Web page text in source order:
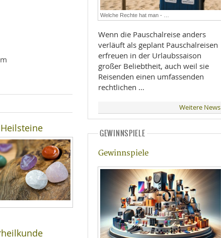
LIFESTYLE
MOBILITÄT
Welche Rechte hat man - …
Wenn die Pauschalreise anders
verläuft als geplant Pauschalreisen
erfreuen in der Urlaubssaison
großer Beliebtheit, auch weil sie
Reisenden einen umfassenden
rechtlichen …
Weitere News
GEWINNSPIELE
Gewinnspiele